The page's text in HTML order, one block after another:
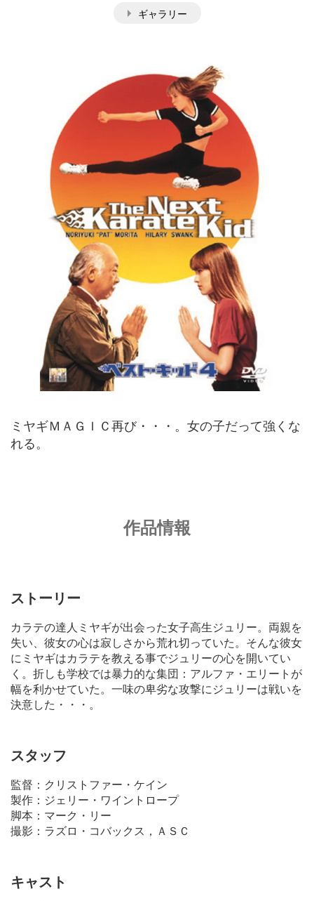
ギャラリー
ミヤギＭＡＧＩＣ再び・・・。女の子だって強くな
れる。
作品情報
ストーリー
カラテの達人ミヤギが出会った女子高生ジュリー。両親を
失い、彼女の心は寂しさから荒れ切っていた。そんな彼女
にミヤギはカラテを教える事でジュリーの心を開いてい
く。折しも学校では暴力的な集団：アルファ・エリートが
幅を利かせていた。一味の卑劣な攻撃にジュリーは戦いを
決意した・・・。
スタッフ
監督：クリストファー・ケイン
製作：ジェリー・ワイントロープ
脚本：マーク・リー
撮影：ラズロ・コバックス，ＡＳＣ
キャスト